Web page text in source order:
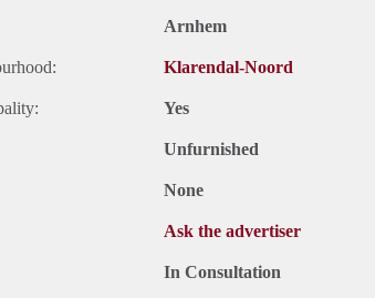
belastingen
verlenging)
van de borg)
Arnhem
Klarendal-Noord
Yes
Unfurnished
None
Ask the advertiser
In Consultation